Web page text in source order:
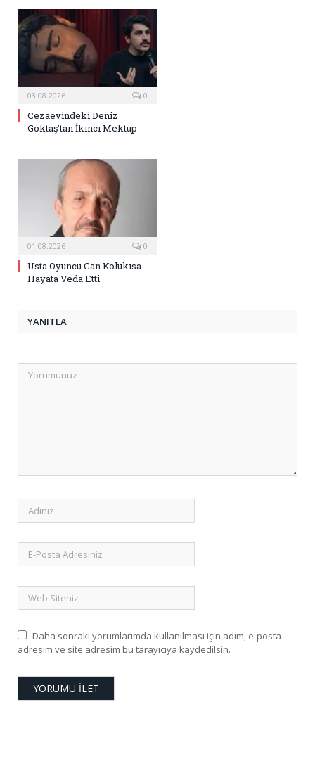
03.08.2026 0
Cezaevindeki Deniz
Göktaş’tan İkinci Mektup
01.08.2026 0
Usta Oyuncu Can Kolukısa
Hayata Veda Etti
YANITLA
Daha sonraki yorumlarımda kullanılması için adım, e-posta
adresim ve site adresim bu tarayıcıya kaydedilsin.